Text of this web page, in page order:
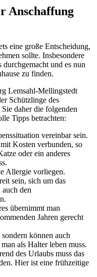
Anschaffung
eine große Entscheidung,
sollte. Insbesondere
und es nun
zu finden.
Lemsahl-Mellingstedt
Schützlinge des
daher die folgenden
Tipps betrachten:
vereinbar sein.
Kosten verbunden, so
oder ein anderes
Allergie vorliegen.
sein, sich um das
den
übernimmt man
Jahren gerecht
können auch
als Halter leben muss.
des Urlaubs muss das
Hier ist eine frühzeitige